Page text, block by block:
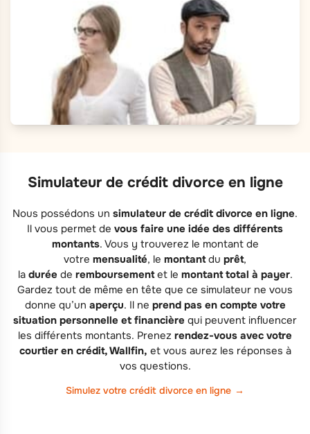
Simulateur de crédit divorce en ligne
Nous possédons un simulateur de crédit divorce en ligne.
Il vous permet de vous faire une idée des différents
montants. Vous y trouverez le montant de
votre mensualité, le montantdu prêt,
la durée de remboursementet le montant total à payer.
Gardez tout de même en tête que ce simulateur ne vous
donne qu’un aperçu. Il ne prend pas en compte votre
situation personnelle et financière qui peuvent influencer
les différents montants. Prenez rendez-vous avec votre
courtier en crédit, Wallfin, et vous aurez les réponses à
vos questions.
Simulez votre crédit divorce en ligne